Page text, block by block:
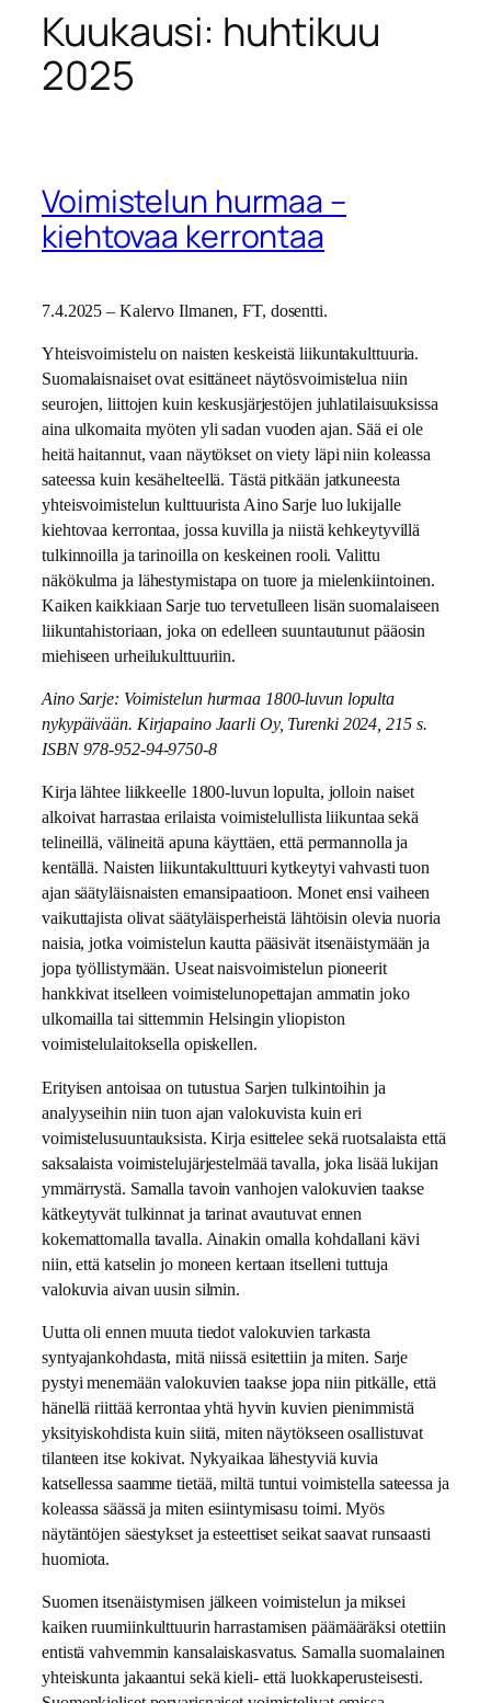
Kuukausi: huhtikuu
2025
Voimistelun hurmaa –
kiehtovaa kerrontaa
7.4.2025 – Kalervo Ilmanen, FT, dosentti.
Yhteisvoimistelu on naisten keskeistä liikuntakulttuuria.
Suomalaisnaiset ovat esittäneet näytösvoimistelua niin
seurojen, liittojen kuin keskusjärjestöjen juhlatilaisuuksissa
aina ulkomaita myöten yli sadan vuoden ajan. Sää ei ole
heitä haitannut, vaan näytökset on viety läpi niin koleassa
sateessa kuin kesähelteellä. Tästä pitkään jatkuneesta
yhteisvoimistelun kulttuurista Aino Sarje luo lukijalle
kiehtovaa kerrontaa, jossa kuvilla ja niistä kehkeytyvillä
tulkinnoilla ja tarinoilla on keskeinen rooli. Valittu
näkökulma ja lähestymistapa on tuore ja mielenkiintoinen.
Kaiken kaikkiaan Sarje tuo tervetulleen lisän suomalaiseen
liikuntahistoriaan, joka on edelleen suuntautunut pääosin
miehiseen urheilukulttuuriin.
Aino Sarje: Voimistelun hurmaa 1800-luvun lopulta
nykypäivään. Kirjapaino Jaarli Oy, Turenki 2024, 215 s.
ISBN 978-952-94-9750-8
Kirja lähtee liikkeelle 1800-luvun lopulta, jolloin naiset
alkoivat harrastaa erilaista voimistelullista liikuntaa sekä
telineillä, välineitä apuna käyttäen, että permannolla ja
kentällä. Naisten liikuntakulttuuri kytkeytyi vahvasti tuon
ajan säätyläisnaisten emansipaatioon. Monet ensi vaiheen
vaikuttajista olivat säätyläisperheistä lähtöisin olevia nuoria
naisia, jotka voimistelun kautta pääsivät itsenäistymään ja
jopa työllistymään. Useat naisvoimistelun pioneerit
hankkivat itselleen voimistelunopettajan ammatin joko
ulkomailla tai sittemmin Helsingin yliopiston
voimistelulaitoksella opiskellen.
Erityisen antoisaa on tutustua Sarjen tulkintoihin ja
analyyseihin niin tuon ajan valokuvista kuin eri
voimistelusuuntauksista. Kirja esittelee sekä ruotsalaista että
saksalaista voimistelujärjestelmää tavalla, joka lisää lukijan
ymmärrystä. Samalla tavoin vanhojen valokuvien taakse
kätkeytyvät tulkinnat ja tarinat avautuvat ennen
kokemattomalla tavalla. Ainakin omalla kohdallani kävi
niin, että katselin jo moneen kertaan itselleni tuttuja
valokuvia aivan uusin silmin.
Uutta oli ennen muuta tiedot valokuvien tarkasta
syntyajankohdasta, mitä niissä esitettiin ja miten. Sarje
pystyi menemään valokuvien taakse jopa niin pitkälle, että
hänellä riittää kerrontaa yhtä hyvin kuvien pienimmistä
yksityiskohdista kuin siitä, miten näytökseen osallistuvat
tilanteen itse kokivat. Nykyaikaa lähestyviä kuvia
katsellessa saamme tietää, miltä tuntui voimistella sateessa ja
koleassa säässä ja miten esiintymisasu toimi. Myös
näytäntöjen säestykset ja esteettiset seikat saavat runsaasti
huomiota.
Suomen itsenäistymisen jälkeen voimistelun ja miksei
kaiken ruumiinkulttuurin harrastamisen päämääräksi otettiin
entistä vahvemmin kansalaiskasvatus. Samalla suomalainen
yhteiskunta jakaantui sekä kieli- että luokkaperusteisesti.